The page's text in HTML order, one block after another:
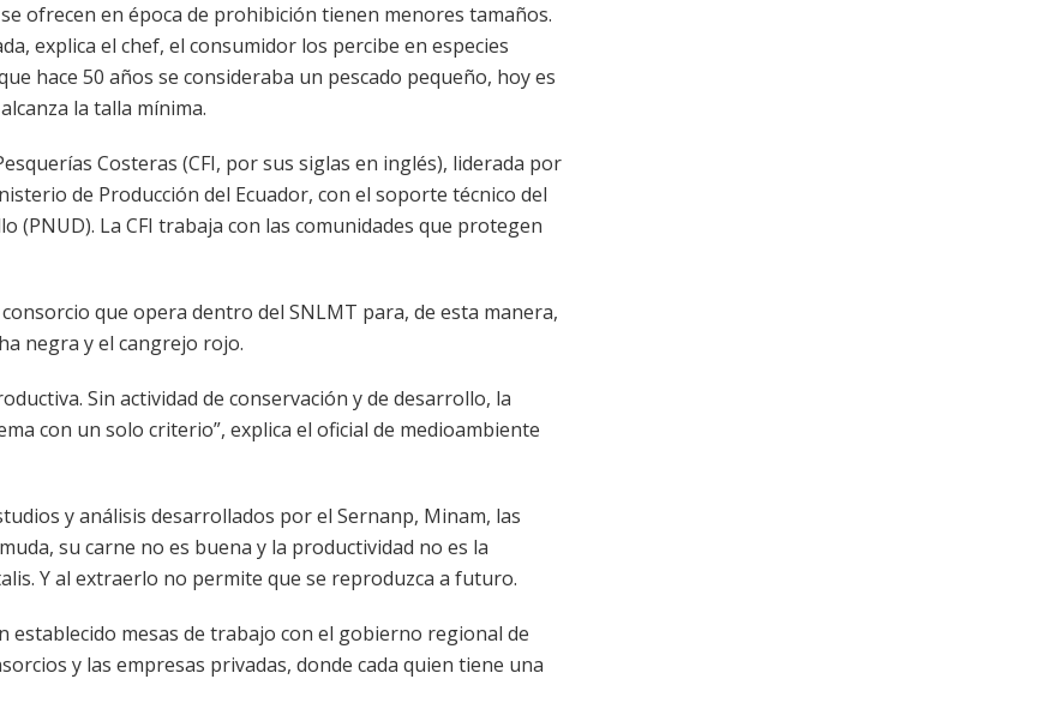
ofrecen en época de prohibición tienen menores tamaños.
explica el chef, el consumidor los percibe en especies
hace 50 años se consideraba un pescado pequeño, hoy es
la talla mínima.
Costeras (CFI, por sus siglas en inglés), liderada por
de Producción del Ecuador, con el soporte técnico del
(PNUD). La CFI trabaja con las comunidades que protegen
que opera dentro del SNLMT para, de esta manera,
negra y el cangrejo rojo.
Sin actividad de conservación y de desarrollo, la
con un solo criterio”, explica el oficial de medioambiente
y análisis desarrollados por el Sernanp, Minam, las
su carne no es buena y la productividad no es la
Y al extraerlo no permite que se reproduzca a futuro.
establecido mesas de trabajo con el gobierno regional de
y las empresas privadas, donde cada quien tiene una